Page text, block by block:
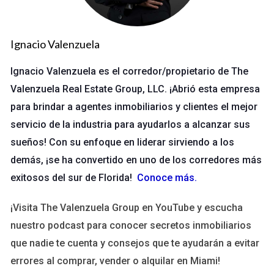
Importancia de analizar comparables
Cuando hablamos de comps, nos referimos a propiedades
área geográfica. Este análisis se convierte en una herramienta
poderosa para establecer un precio adecuado para una
propiedad específica. A continuación, exploraremos algunas
razones clave por las cuales es vital realizar este análisis.
Diferencias con el valor fiscal
El valor fiscal de una propiedad es determinado por las
mercado. En muchos casos, este valor se basa en
evaluaciones anteriores que pueden estar desactualizadas.
Por otro lado, los comps recientes ofrecen una imagen más
clara y actualizada del mercado. > "Los comps son el espejo
Ignacio Valenzuela
Ignacio Valenzuela es el corredor/propietario de The
Valenzuela Real Estate Group, LLC. ¡Abrió esta empresa
para brindar a agentes inmobiliarios y clientes el mejor
servicio de la industria para ayudarlos a alcanzar sus
sueños! Con su enfoque en liderar sirviendo a los
demás, ¡se ha convertido en uno de los corredores más
exitosos del sur de Florida! Conoce más.
¡Visita The Valenzuela Group en YouTube y escucha
nuestro podcast para conocer secretos inmobiliarios
que nadie te cuenta y consejos que te ayudarán a evitar
errores al comprar, vender o alquilar en Miami!